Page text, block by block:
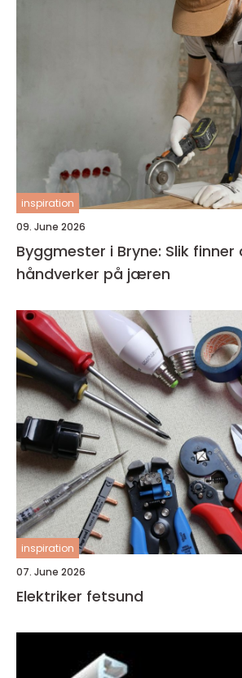
inspiration
09. June 2026
Byggmester i Bryne: Slik finner
håndverker på jæren
inspiration
07. June 2026
Elektriker fetsund